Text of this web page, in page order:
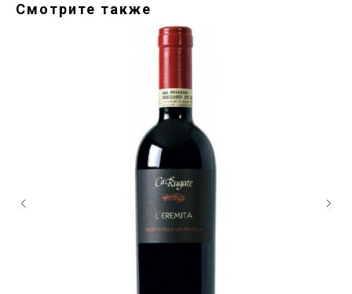
Смотрите также